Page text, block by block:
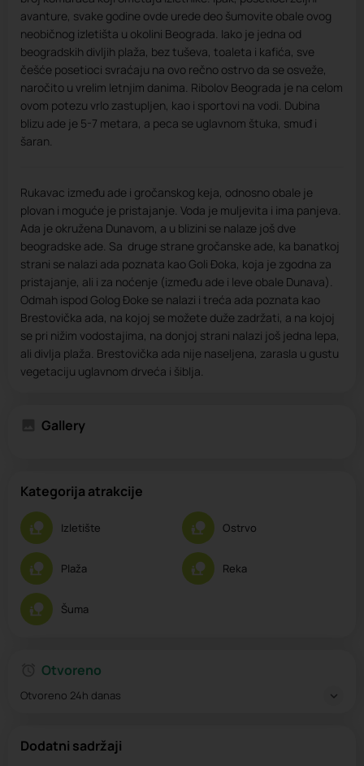
avanture, svake godine ovde urede deo šumovite obale ovog
neobičnog izletišta u okolini Beograda. Iako je jedna od
beogradskih divljih plaža, bez tuševa, toaleta i kafića, sve
češće posetioci svraćaju na ovo rečno ostrvo da se osveže,
naročito u vrelim letnjim danima. Ribolov Beograda je na celom
ovom potezu vrlo zastupljen, kao i sportovi na vodi. Dubina
blizu ade je 5-7 metara, a peca se uglavnom štuka, smuđ i
šaran.
Rukavac između ade i gročanskog keja, odnosno obale je
plovan i moguće je pristajanje. Voda je muljevita i ima panjeva.
Ada je okružena Dunavom, a u blizini se nalaze još dve
beogradske ade. Sa druge strane gročanske ade, ka banatkoj
strani se nalazi ada poznata kao Goli Đoka, koja je zgodna za
pristajanje, ali i za noćenje (između ade i leve obale Dunava).
Odmah ispod Golog Đoke se nalazi i treća ada poznata kao
Brestovička ada, na kojoj se možete duže zadržati, a na kojoj
se pri nižim vodostajima, na donjoj strani nalazi još jedna lepa,
ali divlja plaža. Brestovička ada nije naseljena, zarasla u gustu
vegetaciju uglavnom drveća i šiblja.
Gallery
Kategorija atrakcije
Izletište Ostrvo
Plaža Reka
Šuma
Otvoreno
Otvoreno 24h danas
Dodatni sadržaji